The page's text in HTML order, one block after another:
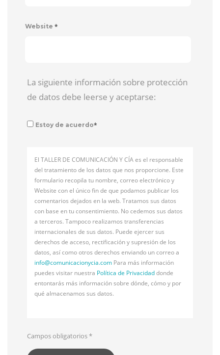
Website *
La siguiente información sobre protección
de datos debe leerse y aceptarse:
Estoy de acuerdo*
El TALLER DE COMUNICACIÓN Y CÍA es el responsable
del tratamiento de los datos que nos proporcione. Este
formulario recopila tu nombre, correo electrónico y
Website con el único fin de que podamos publicar los
comentarios dejados en la web. Tratamos sus datos
con base en tu consentimiento. No cedemos sus datos
a terceros. Tampoco realizamos transferencias
internacionales de sus datos. Puede ejercer sus
derechos de acceso, rectificación y supresión de los
datos, así como otros derechos enviando un correo a
info@comunicacionycia.com Para más información
puedes visitar nuestra Política de Privacidaddonde
entontarás más información sobre dónde, cómo y por
qué almacenamos sus datos.
Campos obligatorios*